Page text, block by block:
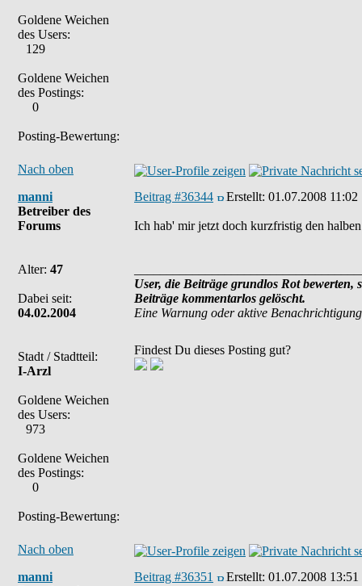
Goldene Weichen
des Users:
129
Goldene Weichen
des Postings:
0
Posting-Bewertung:
Nach oben
manni
Betreiber des
Forums
Alter: 47
Dabei seit:
04.02.2004
Stadt / Stadtteil:
I-Arzl
Goldene Weichen
des Users:
973
Goldene Weichen
des Postings:
0
Posting-Bewertung:
Beitrag #36344 Erstellt: 01.07.2008 11:02
Ich hab' mir jetzt doch kurzfristig den
User, die Beiträge grundlos Rot
Beiträge kommentarlos gelöscht.
Eine Warnung oder aktive
Findest Du dieses Posting gut?
Nach oben
manni
Beitrag #36351 Erstellt: 01.07.2008 13:51